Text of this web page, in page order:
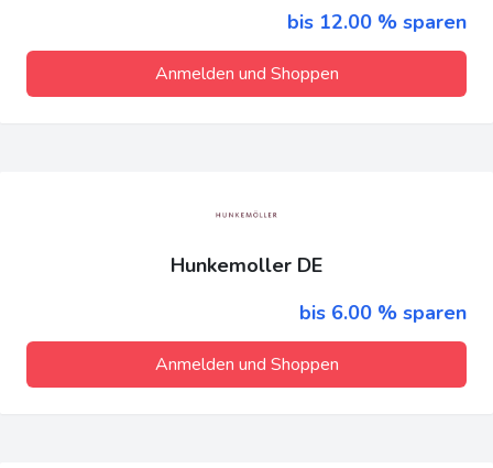
bis 12.00 % sparen
Anmelden und Shoppen
Hunkemoller DE
bis 6.00 % sparen
Anmelden und Shoppen